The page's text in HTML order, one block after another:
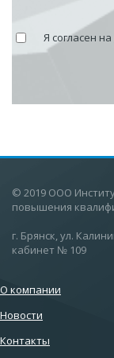
Я согласен на
© 2019 ООО
повышения
г. Брянск, ул.
кабинет № 109
О компании
Новости
Контакты